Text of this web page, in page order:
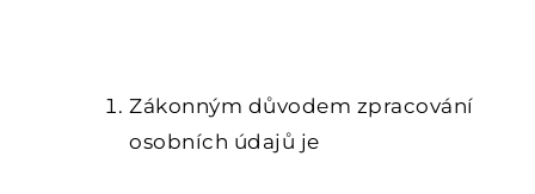
Zákonným důvodem zpracování
osobních údajů je